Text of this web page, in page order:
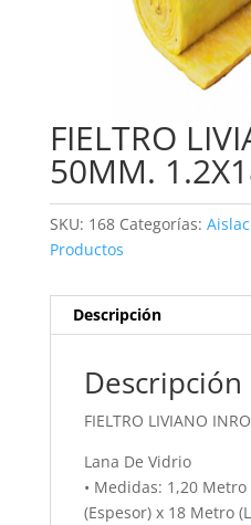
FIELTRO
50MM.
SKU: 168 Categorías:
Productos
Descripción
Descripción
FIELTRO LIVIANO
Lana De Vidrio
• Medidas: 1,20
(Espesor) x 18 Metro